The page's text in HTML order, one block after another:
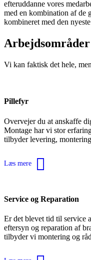
efteruddanne vores
med en kombination af de
kombineret med den
Arbejdsområder
Vi kan faktisk det hele,
Pillefyr
Overvejer du at anskaffe
Montage har vi stor
tilbyder levering,
Læs mere
Service og Reparation
Er det blevet tid til service
eftersyn og reparation af
tilbyder vi montering og